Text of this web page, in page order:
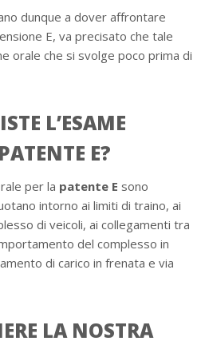
dunque a dover affrontare
E, va precisato che tale
orale che si svolge poco prima di
L’ESAME
E?
per la patente E sono
intorno ai limiti di traino, ai
di veicoli, ai collegamenti tra
del complesso in
di carico in frenata e via
LA NOSTRA